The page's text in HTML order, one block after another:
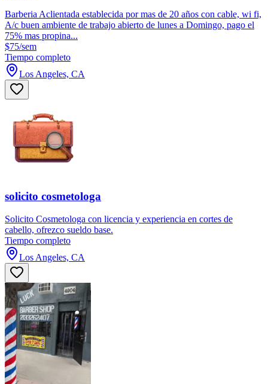
Barberia Aclientada establecida por mas de 20 años con cable, wi fi,
A/c buen ambiente de trabajo abierto de lunes a Domingo, pago el
75% mas propina...
$75/sem
Tiempo completo
Los Angeles, CA
solicito cosmetologa
Solicito Cosmetologa con licencia y experiencia en cortes de
cabello, ofrezco sueldo base.
Tiempo completo
Los Angeles, CA